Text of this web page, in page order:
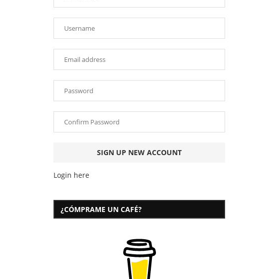
Login here
¿CÓMPRAME UN CAFÉ?